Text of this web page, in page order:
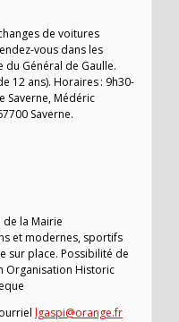
de voitures
vous dans les
du Général de Gaulle.
12 ans). Horaires : 9h30-
Saverne, Médéric
Saverne.
de la Mairie
et modernes, sportifs
sur place. Possibilité de
Organisation Historic
lgaspi@orange.fr